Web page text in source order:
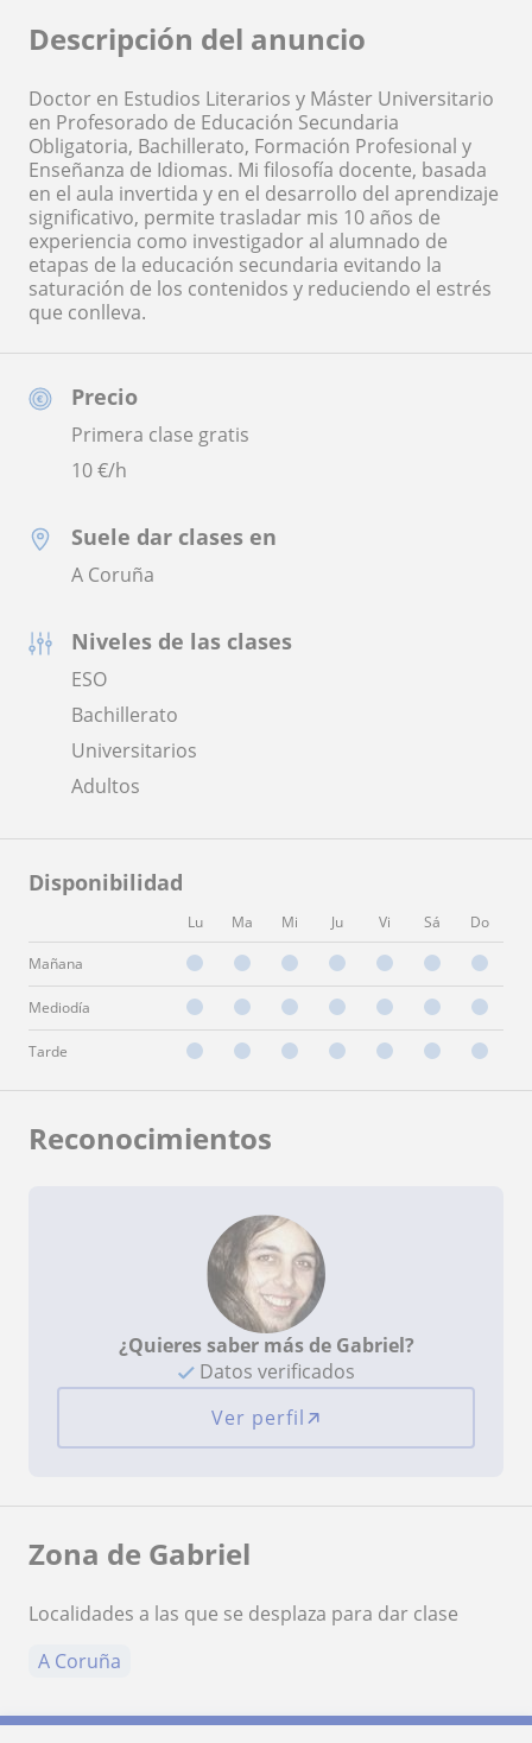
Precio
Primera clase gratis
10€/h
Suele dar clases en
A Coruña
Niveles de las clases
ESO
Bachillerato
Universitarios
Adultos
Disponibilidad
Lu Ma Mi Ju Vi Sá Do
Mañana
Mediodía
Tarde
Descripción del anuncio
Doctor en Estudios Literarios y Máster Universitario
en Profesorado de Educación Secundaria
Obligatoria, Bachillerato, Formación Profesional y
Enseñanza de Idiomas. Mi filosofía docente, basada
en el aula invertida y en el desarrollo del aprendizaje
significativo, permite trasladar mis 10 años de
experiencia como investigador al alumnado de
etapas de la educación secundaria evitando la
saturación de los contenidos y reduciendo el estrés
que conlleva.
Reconocimientos
¿Quieres saber más de Gabriel?
Datos verificados
Ver perfil
Zona de Gabriel
Localidades a las que se desplaza para dar clase
A Coruña